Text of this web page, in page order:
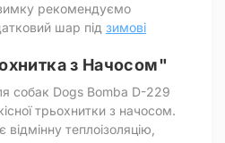
рекомендуємо
шар під зимові
з Начосом"
собак Dogs Bomba D-229
трьохнитки з начосом.
теплоізоляцію,